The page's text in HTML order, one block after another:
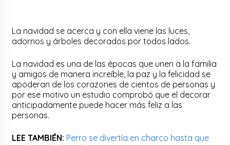
La navidad se acerca y con ella viene las luces,
adornos y árboles decorados por todos lados.
La navidad es una de las épocas que unen a la familia
y amigos de manera increíble, la paz y la felicidad se
apoderan de los corazones de cientos de personas y
por ese motivo un estudio comprobó que el decorar
anticipadamente puede hacer más feliz a las
personas.
LEE TAMBIÉN: Perro se divertía en charco hasta que